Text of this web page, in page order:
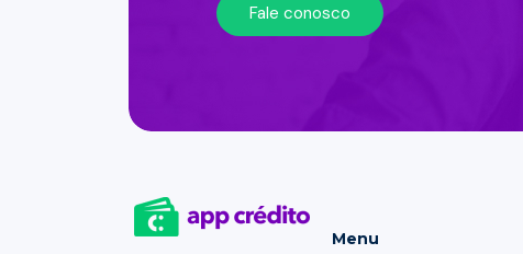
Fale conosco
Menu